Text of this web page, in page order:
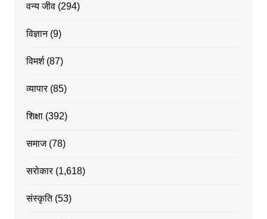
वन्य जीव(294)
विज्ञान(9)
विमर्श(87)
व्यापार(85)
शिक्षा(392)
समाज(78)
सरोकार(1,618)
संस्कृति(53)